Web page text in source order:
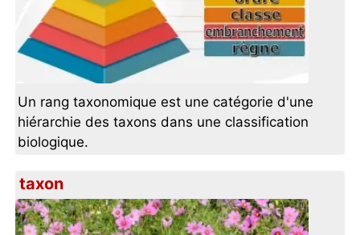
Un rang taxonomique est une catégorie d'une
hiérarchie des taxons dans une classification
biologique.
taxon